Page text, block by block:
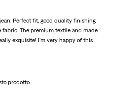
Perfect fit, good quality finishing
The premium textile and made
exquisite! I'm very happy of this
prodotto.